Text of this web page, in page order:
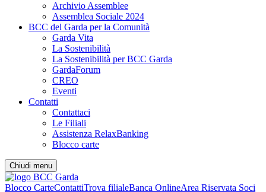
Archivio Assemblee
Assemblea Sociale 2024
BCC del Garda per la Comunità
Garda Vita
La Sostenibilità
La Sostenibilità per BCC Garda
GardaForum
CREO
Eventi
Contatti
Contattaci
Le Filiali
Assistenza RelaxBanking
Blocco carte
Chiudi menu
Blocco CarteContattiTrova filialeBanca OnlineArea Riservata Soci